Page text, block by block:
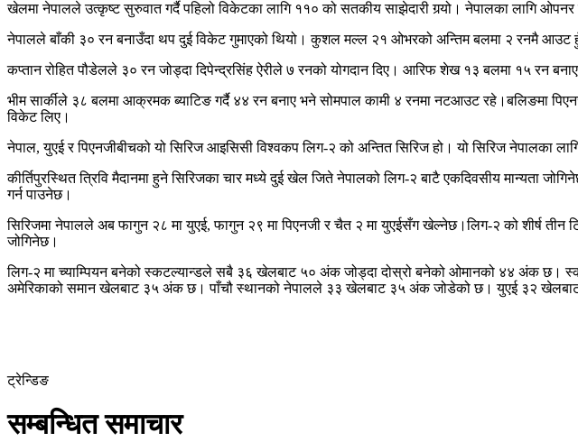
खेलमा नेपालले उत्कृष्ट सुरुवात गर्दै पहिलो विकेटका लागि ११० को सतकीय साझेदारी गर्‍यो। नेपालका लागि
नेपालले बाँकी ३० रन बनाउँदा थप दुई विकेट गुमाएको थियो। कुशल मल्ल २१ ओभरको अन्तिम बलमा २ रनमै आउट
कप्तान रोहित पौडेलले ३० रन जोड्दा दिपेन्द्रसिंह ऐरीले ७ रनको योगदान दिए। आरिफ शेख १३ बलमा १५ रन
भीम सार्कीले ३८ बलमा आक्रमक ब्याटिङ गर्दै ४४ रन बनाए भने सोमपाल कामी ४ रनमा नटआउट रहे।बलिङमा
विकेट लिए।
नेपाल, युएई र पिएनजीबीचको यो सिरिज आइसिसी विश्वकप लिग-२ को अन्तित सिरिज हो। यो सिरिज नेपालका
कीर्तिपुरस्थित त्रिवि मैदानमा हुने सिरिजका चार मध्ये दुई खेल जिते नेपालको लिग-२ बाटै एकदिवसीय मान्यता
गर्न पाउनेछ।
सिरिजमा नेपालले अब फागुन २८ मा युएई, फागुन २९ मा पिएनजी र चैत २ मा युएईसँग खेल्नेछ।लिग-२ को शीर्ष तीन
जोगिनेछ।
लिग-२ मा च्याम्पियन बनेको स्कटल्यान्डले सबै ३६ खेलबाट ५० अंक जोड्दा दोस्रो बनेको ओमानको ४४ अंक छ।
अमेरिकाको समान खेलबाट ३५ अंक छ। पाँचौ स्थानको नेपालले ३३ खेलबाट ३५ अंक जोडेको छ। युएई ३२
ट्रेन्डिङ
सम्बन्धित समाचार